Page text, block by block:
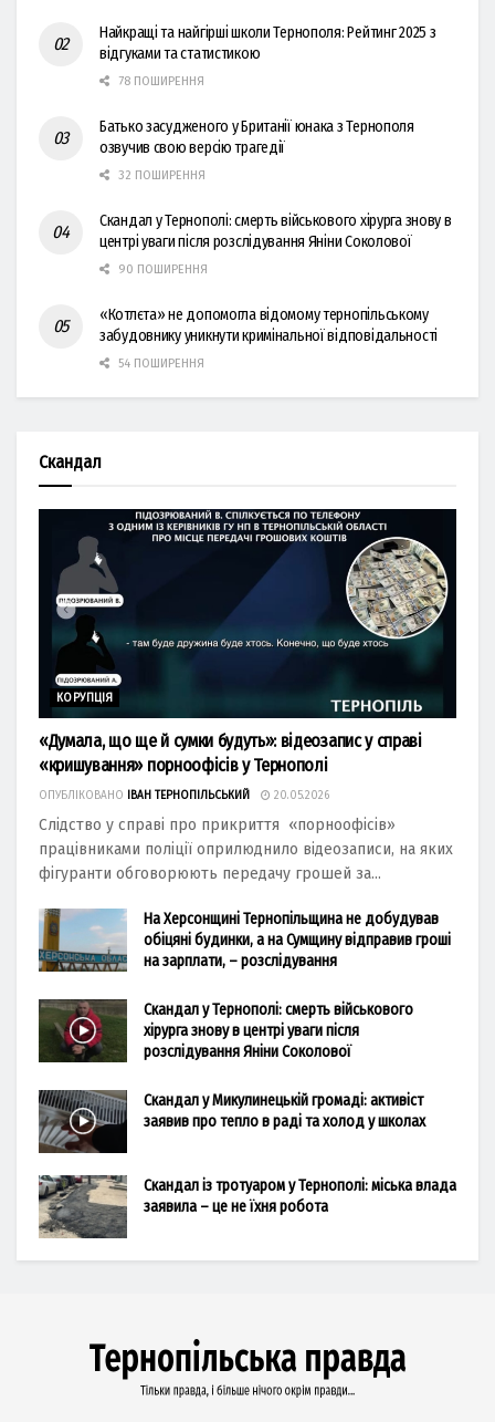
Найкращі та найгірші школи Тернополя: Рейтинг 2025 з
відгуками та статистикою
78 ПОШИРЕННЯ
Батько засудженого у Британії юнака з Тернополя
озвучив свою версію трагедії
32 ПОШИРЕННЯ
Скандал у Тернополі: смерть військового хірурга знову в
центрі уваги після розслідування Яніни Соколової
90 ПОШИРЕННЯ
«Котлєта» не допомогла відомому тернопільському
забудовнику уникнути кримінальної відповідальності
54 ПОШИРЕННЯ
Скандал
КОРУПЦІЯ
«Думала, що ще й сумки будуть»: відеозапис у справі
«кришування» порноофісів у Тернополі
ОПУБЛІКОВАНО ІВАН ТЕРНОПІЛЬСЬКИЙ 20.05.2026
Слідство у справі про прикриття «порноофісів»
працівниками поліції оприлюднило відеозаписи, на яких
фігуранти обговорюють передачу грошей за...
На Херсонщині Тернопільщина не добудував
обіцяні будинки, а на Сумщину відправив гроші
на зарплати, – розслідування
Скандал у Тернополі: смерть військового
хірурга знову в центрі уваги після
розслідування Яніни Соколової
Скандал у Микулинецькій громаді: активіст
заявив про тепло в раді та холод у школах
Скандал із тротуаром у Тернополі: міська влада
заявила – це не їхня робота